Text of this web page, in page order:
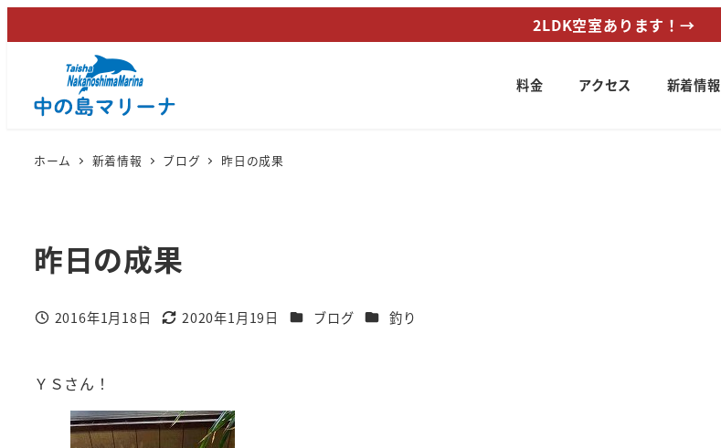
イ
2LDK空室あります！→
料金 アクセス 新着情報
ホーム 新着情報 ブログ 昨日の成果
昨日の成果
投稿日
2016年1月18日
更新日
2020年1月19日 カテゴリー
ブログ カテゴリー
釣り
ＹＳさん！